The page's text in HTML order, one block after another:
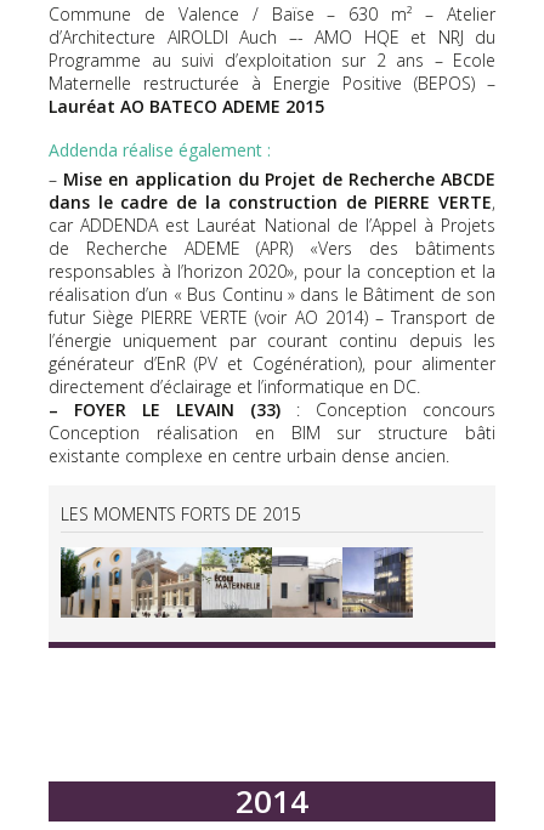
Commune de Valence / Baïse – 630 m² – Atelier
d’Architecture AIROLDI Auch –- AMO HQE et NRJ du
Programme au suivi d’exploitation sur 2 ans – Ecole
Maternelle restructurée à Energie Positive (BEPOS) –
Lauréat AO BATECO ADEME 2015
Addenda réalise également :
– Mise en application du Projet de Recherche ABCDE
dans le cadre de la construction de PIERRE VERTE,
car ADDENDA est Lauréat National de l’Appel à Projets
de Recherche ADEME (APR) «Vers des bâtiments
responsables à l’horizon 2020», pour la conception et la
réalisation d’un « Bus Continu » dans le Bâtiment de son
futur Siège PIERRE VERTE (voir AO 2014) – Transport de
l’énergie uniquement par courant continu depuis les
générateur d’EnR (PV et Cogénération), pour alimenter
directement d’éclairage et l’informatique en DC.
– FOYER LE LEVAIN (33) : Conception concours
Conception réalisation en BIM sur structure bâti
existante complexe en centre urbain dense ancien.
LES MOMENTS FORTS DE 2015
2014